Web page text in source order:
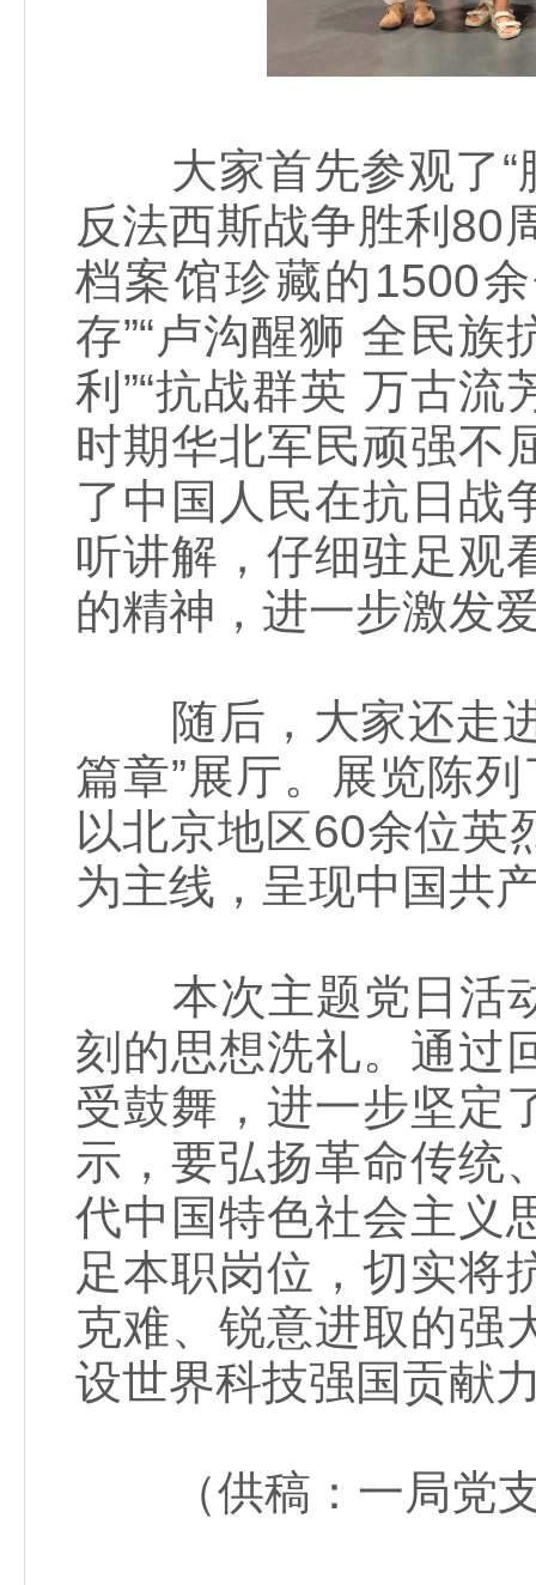
大家首先参观了“
反法西斯战争胜利80
档案馆珍藏的1500
存”“卢沟醒狮 全民族
利”“抗战群英 万古
时期华北军民顽强不
了中国人民在抗日战
听讲解，仔细驻足观
的精神，进一步激发
随后，大家还走进
篇章”展厅。展览陈
以北京地区60余位英
为主线，呈现中国共
本次主题党日活动
刻的思想洗礼。通过
受鼓舞，进一步坚定
示，要弘扬革命传统
代中国特色社会主义
足本职岗位，切实将
克难、锐意进取的强
设世界科技强国贡献
（供稿：一局党支